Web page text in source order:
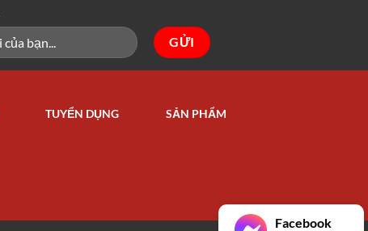
TUYỂN DỤNG SẢN PHẨM
Facebook